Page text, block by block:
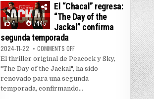
4 7445
El “Chacal” regresa:
“The Day of the
Jackal” confirma
segunda temporada
2024-11-22 COMMENTS OFFON EL “CHACAL” REGRESA:
El thriller original de Peacock y Sky,
"The Day of the Jackal", ha sido
renovado para una segunda
temporada, confirmando...